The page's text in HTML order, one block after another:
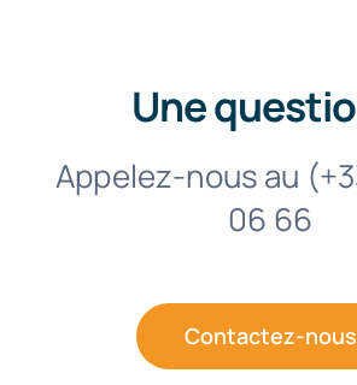
Une
Appelez-nous au
06 66
Contactez-nous